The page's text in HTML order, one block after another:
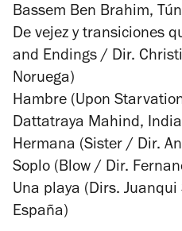
Bassem Ben Brahim,
De vejez y transiciones
and Endings / Dir.
Noruega)
Hambre (Upon
Dattatraya Mahind,
Hermana (Sister / Dir.
Soplo (Blow / Dir.
Una playa (Dirs. Juanqui
España)